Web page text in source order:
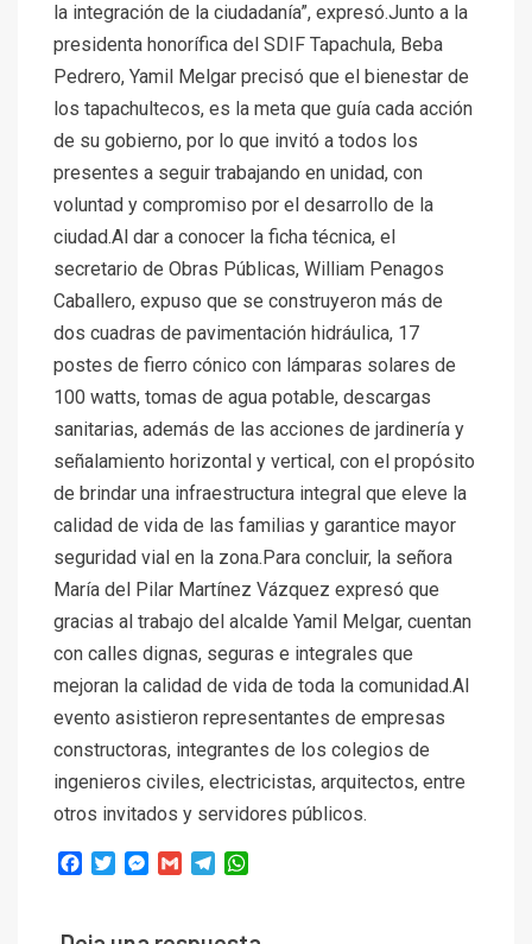
la integración de la ciudadanía”, expresó.Junto a la
presidenta honorífica del SDIF Tapachula, Beba
Pedrero, Yamil Melgar precisó que el bienestar de
los tapachultecos, es la meta que guía cada acción
de su gobierno, por lo que invitó a todos los
presentes a seguir trabajando en unidad, con
voluntad y compromiso por el desarrollo de la
ciudad.Al dar a conocer la ficha técnica, el
secretario de Obras Públicas, William Penagos
Caballero, expuso que se construyeron más de
dos cuadras de pavimentación hidráulica, 17
postes de fierro cónico con lámparas solares de
100 watts, tomas de agua potable, descargas
sanitarias, además de las acciones de jardinería y
señalamiento horizontal y vertical, con el propósito
de brindar una infraestructura integral que eleve la
calidad de vida de las familias y garantice mayor
seguridad vial en la zona.Para concluir, la señora
María del Pilar Martínez Vázquez expresó que
gracias al trabajo del alcalde Yamil Melgar, cuentan
con calles dignas, seguras e integrales que
mejoran la calidad de vida de toda la comunidad.Al
evento asistieron representantes de empresas
constructoras, integrantes de los colegios de
ingenieros civiles, electricistas, arquitectos, entre
otros invitados y servidores públicos.
Facebook
TwitterMessenger
Gmail Telegram